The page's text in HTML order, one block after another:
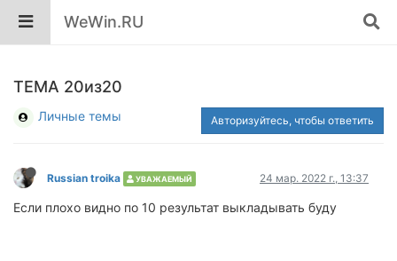
WeWin.RU
ТЕМА 20из20
Личные темы Авторизуйтесь, чтобы ответить
Russian troika УВАЖАЕМЫЙ 24 мар. 2022 г., 13:37
Если плохо видно по 10 результат выкладывать буду